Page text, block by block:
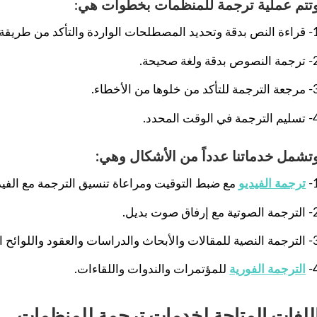
عملية ترجمة للمنظمات بخطوات هي:
من طريقة كتابة الأسماء.
ولغة صحيحة.
من الأخطاء.
المحدد.
خدماتنا عدداً من الأشكال وهي:
ترجمة الفيديو مع ضبط التوقيت ومراعاة تنسيق الترجمة مع
صوت بديل.
والعقود واللوائح الداخلية.
الترجمة الفورية للمؤتمرات والندوات واللقاءات.